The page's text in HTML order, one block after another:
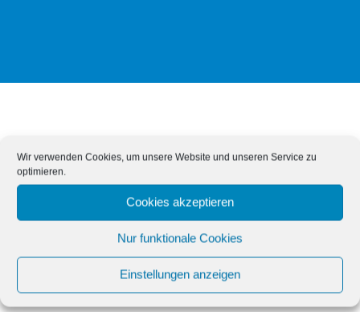
Wir verwenden Cookies, um unsere Website und unseren Service zu
optimieren.
Cookies akzeptieren
Nur funktionale Cookies
Einstellungen anzeigen
Montagetechniken, die wir für Ihr Projekt optimal
abstimmen wie z.B.:
End- und Steckerverschlüsse
Kalt- und Warmschrumpfverfahren
Aufschiebeverfahren
Gießharzverfahren